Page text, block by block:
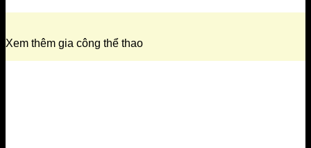
Xem thêm gia công thể thao